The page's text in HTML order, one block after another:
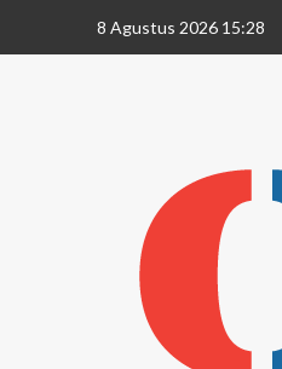
8 Agustus 2026 15:28